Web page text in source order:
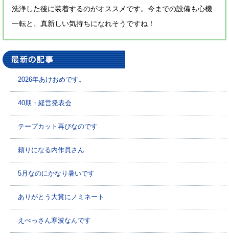
洗浄した後に装着するのがオススメです。今までの設備も心機
一転と、真新しい気持ちになれそうですね！
2026年あけおめです。
40期・経営発表会
テープカット再びなのです
頼りになる内作員さん
5月なのにかなり暑いです
ありがとう大賞にノミネート
えべっさん寒波なんです